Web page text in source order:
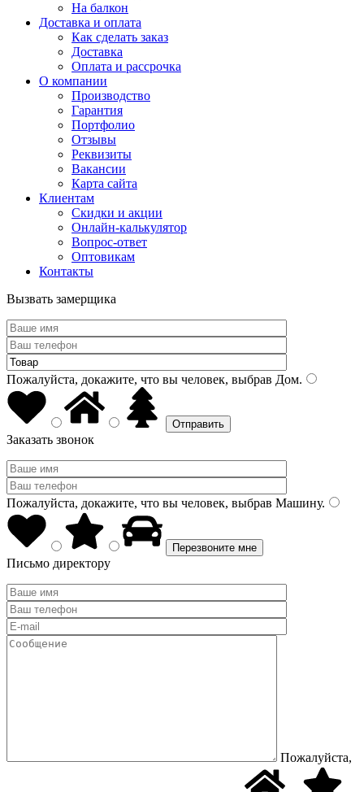
На балкон
Доставка и оплата
Как сделать заказ
Доставка
Оплата и рассрочка
О компании
Производство
Гарантия
Портфолио
Отзывы
Реквизиты
Вакансии
Карта сайта
Клиентам
Скидки и акции
Онлайн-калькулятор
Вопрос-ответ
Оптовикам
Контакты
Вызвать замерщика
Пожалуйста, докажите, что вы человек, выбрав Дом.
Заказать звонок
Пожалуйста, докажите, что вы человек, выбрав Машину.
Письмо директору
Пожалуйста,